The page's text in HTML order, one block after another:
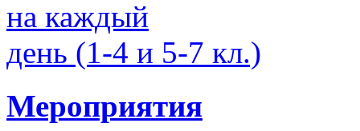
на каждый
день (1-4 и 5-7 кл.)
Мероприятия